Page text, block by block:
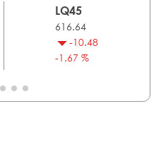
LQ45
616.64
-10.48
-1.67 %